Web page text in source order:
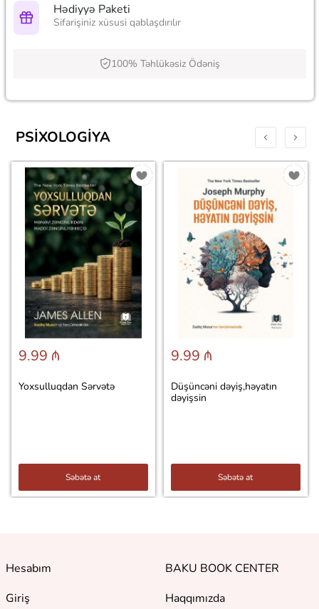
Hədiyyə Paketi
Sifarişiniz xüsusi qablaşdırılır
100% Təhlükəsiz Ödəniş
PSIXOLOGIYA
9.99 ₼
Yoxsulluqdan Sərvətə
Səbətə at
9.99 ₼
Düşüncəni dəyiş,həyatın
dəyişsin
Səbətə at
Hesabım
Giriş
BAKU BOOK CENTER
Haqqımızda